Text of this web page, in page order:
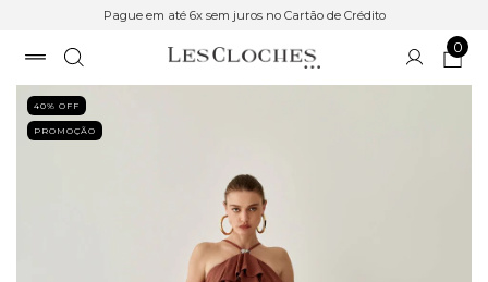
Pague em até 6x sem juros no Cartão de Crédito
0
40% OFF
PROMOÇÃO